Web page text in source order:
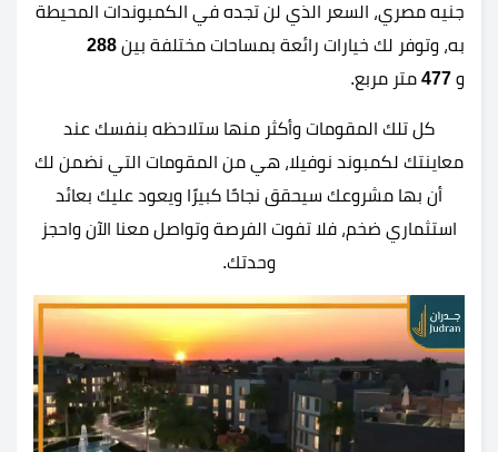
جنيه مصري، السعر الذي لن تجده في الكمبوندات المحيطة
به، وتوفر لك خيارات رائعة بمساحات مختلفة بين 288
و 477 متر مربع.
كل تلك المقومات وأكثر منها ستلاحظه بنفسك عند
معاينتك لكمبوند نوفيلا، هي من المقومات التي نضمن لك
أن بها مشروعك سيحقق نجاحًا كبيرًا ويعود عليك بعائد
استثماري ضخم، فلا تفوت الفرصة وتواصل معنا الآن واحجز
وحدتك.